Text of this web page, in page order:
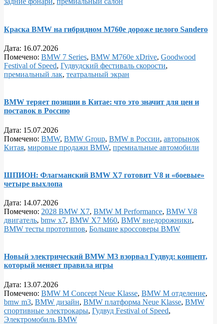
Краска BMW на гибридном M760e дороже целого Sandero
Дата: 16.07.2026
Помечено: BMW 7 Series, BMW M760e xDrive, Goodwood
Festival of Speed, Гудвудский фестиваль скорости,
премиальный лак, театральный экран
BMW теряет позиции в Китае: что это значит для цен и
поставок в Россию
Дата: 15.07.2026
Помечено: BMW, BMW Group, BMW в России, авторынок
Китая, мировые продажи BMW, премиальные автомобили
ШПИОН: Флагманский BMW X7 готовит V8 и «боевые»
четыре выхлопа
Дата: 14.07.2026
Помечено: 2028 BMW X7, BMW M Performance, BMW V8
двигатель, bmw x7, BMW X7 M60, BMW внедорожники,
BMW тесты прототипов, Большие кроссоверы BMW
Новый электрический BMW M3 взорвал Гудвуд: концепт,
который меняет правила игры
Дата: 13.07.2026
Помечено: BMW M Concept Neue Klasse, BMW M отделение,
bmw m3, BMW дизайн, BMW платформа Neue Klasse, BMW
спортивные электрокары, Гудвуд Festival of Speed,
Электромобиль BMW